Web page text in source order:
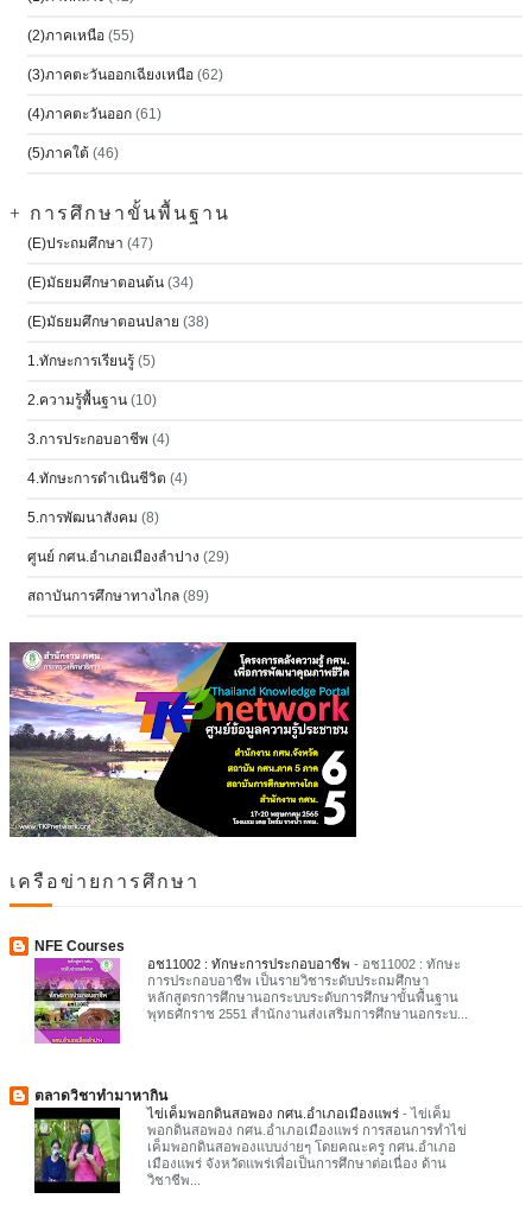
(2)ภาคเหนือ (55)
(3)ภาคตะวันออกเฉียงเหนือ (62)
(4)ภาคตะวันออก (61)
(5)ภาคใต้ (46)
+ การศึกษาขั้นพื้นฐาน
(E)ประถมศึกษา (47)
(E)มัธยมศึกษาตอนต้น (34)
(E)มัธยมศึกษาตอนปลาย (38)
1.ทักษะการเรียนรู้ (5)
2.ความรู้พื้นฐาน (10)
3.การประกอบอาชีพ (4)
4.ทักษะการดำเนินชีวิต (4)
5.การพัฒนาสังคม (8)
ศูนย์ กศน.อำเภอเมืองลำปาง (29)
สถาบันการศึกษาทางไกล (89)
เครือข่ายการศึกษา
NFE Courses
อช11002 : ทักษะการประกอบอาชีพ - อช11002 : ทักษะ
การประกอบอาชีพ เป็นรายวิชาระดับประถมศึกษา
หลักสูตรการศึกษานอกระบบระดับการศึกษาขั้นพื้นฐาน
พุทธศักราช 2551 สำนักงานส่งเสริมการศึกษานอกระบ...
ตลาดวิชาทำมาหากิน
ไข่เค็มพอกดินสอพอง กศน.อำเภอเมืองแพร่ - ไข่เค็ม
พอกดินสอพอง กศน.อำเภอเมืองแพร่ การสอนการทำไข่
เค็มพอกดินสอพองแบบง่ายๆ โดยคณะครู กศน.อำเภอ
เมืองแพร่ จังหวัดแพร่เพื่อเป็นการศึกษาต่อเนื่อง ด้าน
วิชาชีพ...